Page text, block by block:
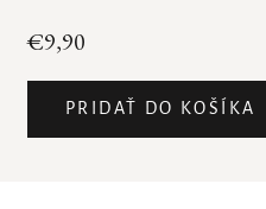
€9,90
PRIDAŤ DO KOŠÍKA